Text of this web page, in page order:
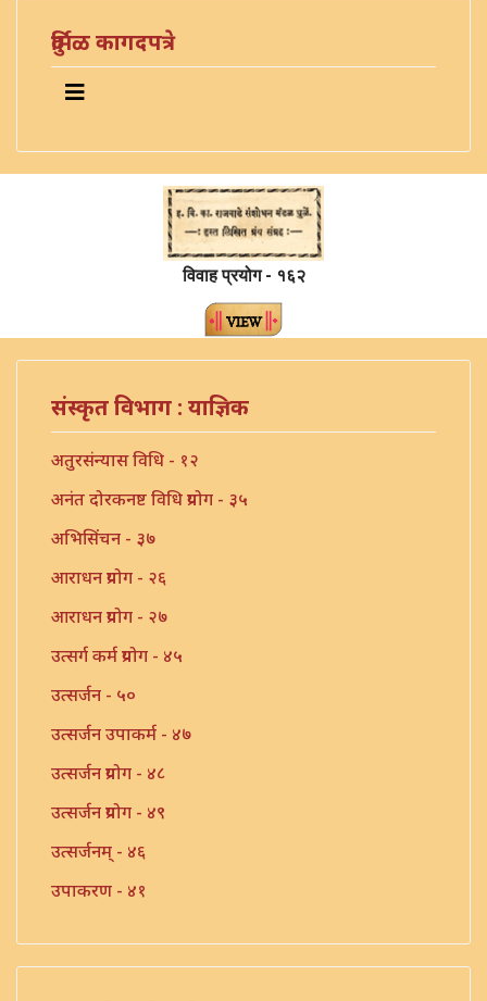
दुर्मिळ कागदपत्रे
विवाह प्रयोग - १६२
संस्कृत विभाग : याज्ञिक
अतुरसंन्यास विधि - १२
अनंत दोरकनष्ट विधि प्रयोग - ३५
अभिसिंचन - ३७
आराधन प्रयोग - २६
आराधन प्रयोग - २७
उत्सर्ग कर्म प्रयोग - ४५
उत्सर्जन - ५०
उत्सर्जन उपाकर्म - ४७
उत्सर्जन प्रयोग - ४८
उत्सर्जन प्रयोग - ४९
उत्सर्जनम् - ४६
उपाकरण - ४१
उपाकर्म - ४३